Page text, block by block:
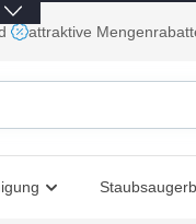
attraktive